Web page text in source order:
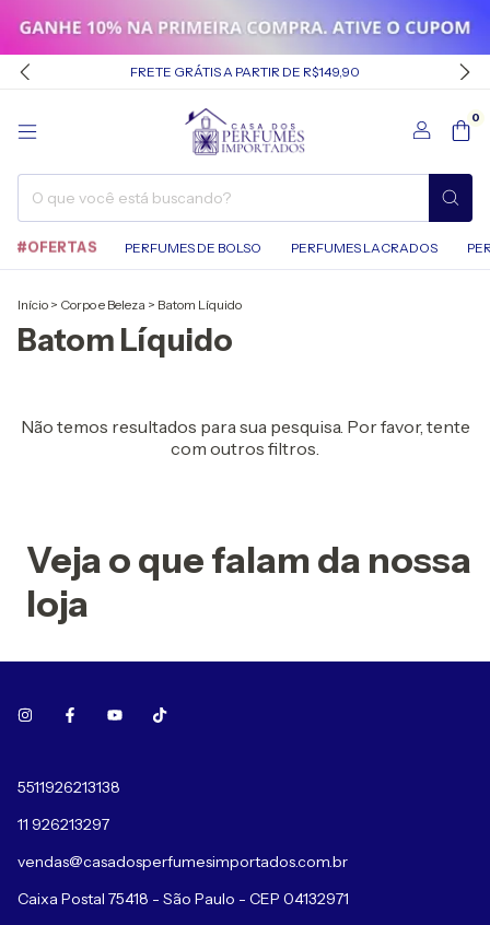
FRETE GRÁTIS A PARTIR DE R$149,90
0
#OFERTAS PERFUMES DE BOLSO PERFUMES LACRADOS
Início > Corpo e Beleza > Batom Líquido
Batom Líquido
Não temos resultados para sua pesquisa. Por favor, tente
com outros filtros.
Veja o que falam da nossa
loja
5511926213138
11 926213297
vendas@casadosperfumesimportados.com.br
Caixa Postal 75418 - São Paulo - CEP 04132971